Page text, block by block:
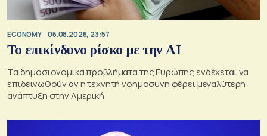
ECONOMY 06.08.2026, 23:57
Το επικίνδυνο ρίσκο με την ΑΙ
Τα δημοσιονομικά προβλήματα της Ευρώπης ενδέχεται να
επιδεινωθούν αν η τεχνητή νοημοσύνη φέρει μεγαλύτερη
ανάπτυξη στην Αμερική